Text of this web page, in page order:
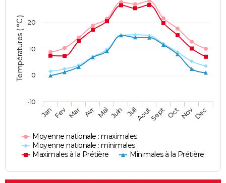
Températures ( °C )
Moyenne nationale : maximales
Moyenne nationale : minimales
Maximales à la Prétière
Minimales à la Prétière
JanFev Mar Avr MaiJuin JuilAoutSept OctNovDec
-10
0
10
20